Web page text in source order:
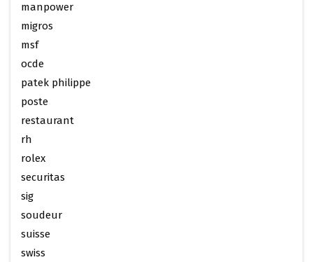
manpower
migros
msf
ocde
patek philippe
poste
restaurant
rh
rolex
securitas
sig
soudeur
suisse
swiss